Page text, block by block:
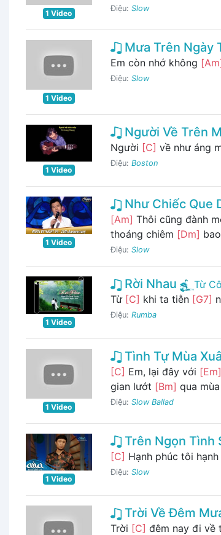
1 Video
Điệu: Slow
1 Video
Mưa Trên Ngày
Em còn nhớ không
Điệu: Slow
1 Video
Người Về Trên
Người [C] về như áng
Điệu: Boston
1 Video
Như Chiếc Que
[Am] Thôi cũng đành
thoáng chiêm [Dm]
Điệu: Slow
1 Video
Rời Nhau
Từ
Từ [C] khi ta tiễn [G7]
Điệu: Rumba
1 Video
Tình Tự Mùa
[C] Em, lại đây với [Em]
gian lướt [Bm] qua
Điệu: Slow Ballad
1 Video
Trên Ngọn Tình
[C] Hạnh phúc tôi hạnh
Điệu: Slow
Trời Về Đêm
Trời [C] đêm nay đi về